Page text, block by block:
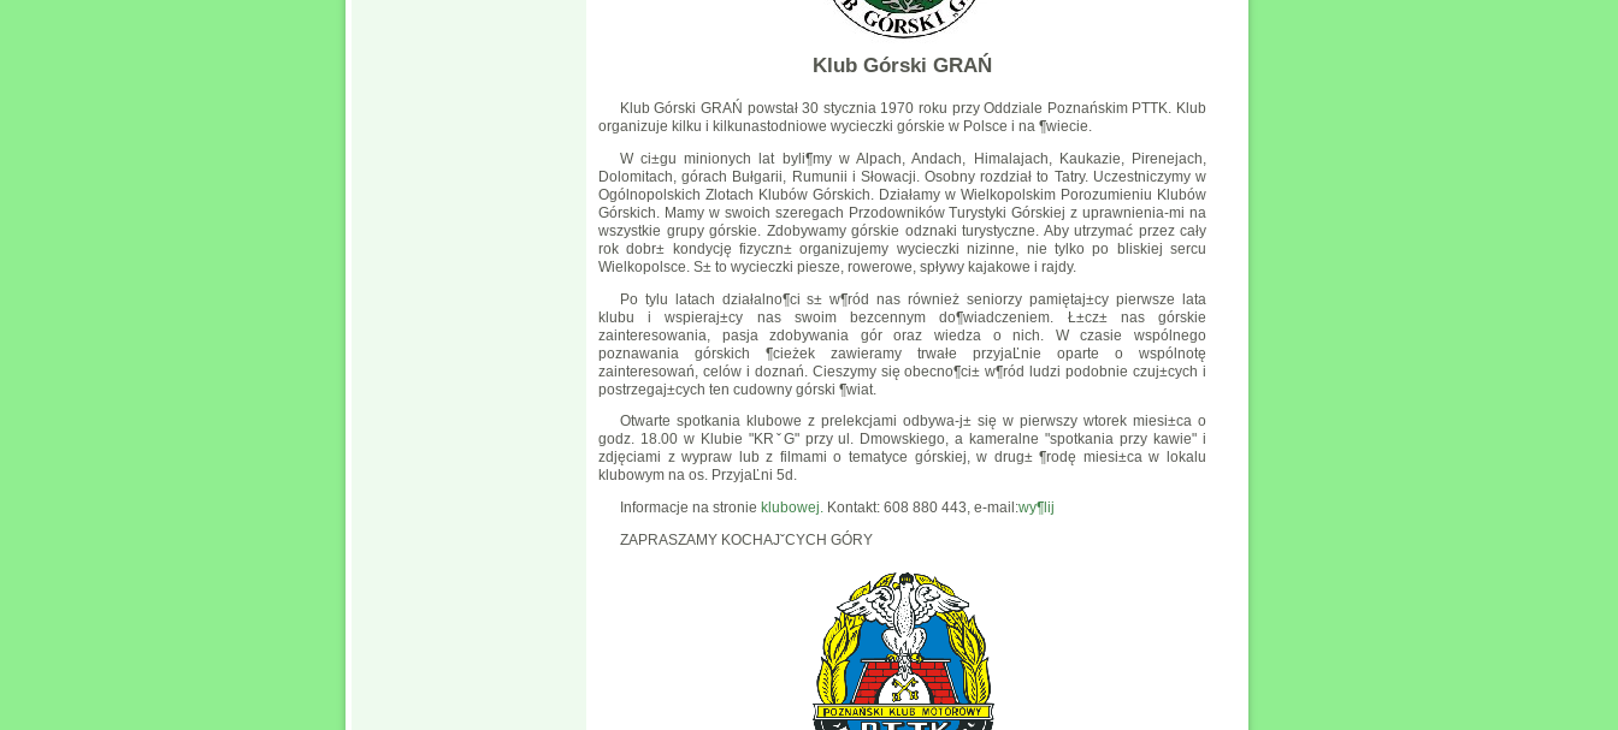
Klub Górski GRAŃ
Klub Górski GRAŃ powstał 30 stycznia 1970 roku przy Oddziale Poznańskim PTTK. Klub
organizuje kilku i kilkunastodniowe wycieczki górskie w Polsce i na ¶wiecie.
W ci±gu minionych lat byli¶my w Alpach, Andach, Himalajach, Kaukazie, Pirenejach,
Dolomitach, górach Bułgarii, Rumunii i Słowacji. Osobny rozdział to Tatry. Uczestniczymy w
Ogólnopolskich Zlotach Klubów Górskich. Działamy w Wielkopolskim Porozumieniu Klubów
Górskich. Mamy w swoich szeregach Przodowników Turystyki Górskiej z uprawnienia-mi na
wszystkie grupy górskie. Zdobywamy górskie odznaki turystyczne. Aby utrzymać przez cały
rok dobr± kondycję fizyczn± organizujemy wycieczki nizinne, nie tylko po bliskiej sercu
Wielkopolsce. S± to wycieczki piesze, rowerowe, spływy kajakowe i rajdy.
Po tylu latach działalno¶ci s± w¶ród nas również seniorzy pamiętaj±cy pierwsze lata
klubu i wspieraj±cy nas swoim bezcennym do¶wiadczeniem. Ł±cz± nas górskie
zainteresowania, pasja zdobywania gór oraz wiedza o nich. W czasie wspólnego
poznawania górskich ¶cieżek zawieramy trwałe przyjaĽnie oparte o wspólnotę
zainteresowań, celów i doznań. Cieszymy się obecno¶ci± w¶ród ludzi podobnie czuj±cych i
postrzegaj±cych ten cudowny górski ¶wiat.
Otwarte spotkania klubowe z prelekcjami odbywa-j± się w pierwszy wtorek miesi±ca o
godz. 18.00 w Klubie "KRˇG" przy ul. Dmowskiego, a kameralne "spotkania przy kawie" i
zdjęciami z wypraw lub z filmami o tematyce górskiej, w drug± ¶rodę miesi±ca w lokalu
klubowym na os. PrzyjaĽni 5d.
Informacje na stronie klubowej.Kontakt: 608 880 443, e-mail:wy¶lij
ZAPRASZAMY KOCHAJˇCYCH GÓRY